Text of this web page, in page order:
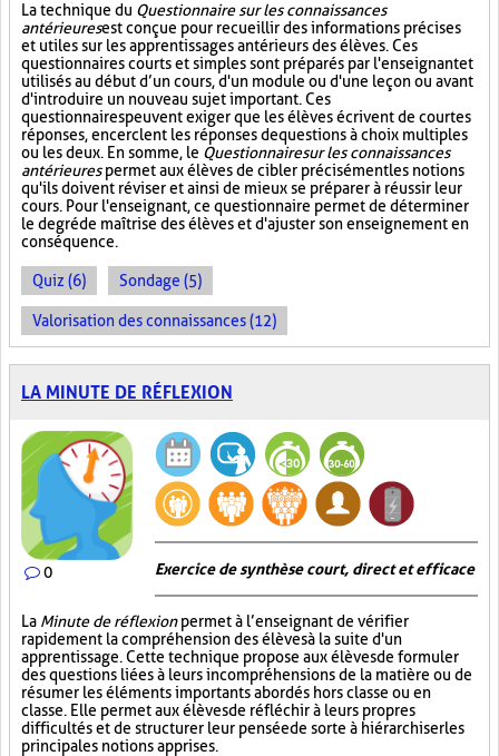
La technique du Questionnaire sur les connaissances
antérieuresest conçue pour recueillir des informations précises
et utiles sur les apprentissages antérieurs des élèves. Ces
questionnaires courts et simples sont préparés par l'enseignant et
utilisés au début d’un cours, d'un module ou d'une leçon ou avant
d'introduire un nouveau sujet important. Ces
questionnaires peuvent exiger que les élèves écrivent de courtes
réponses, encerclent les réponses de questions à choix multiples
ou les deux. En somme, le Questionnaire sur les connaissances
antérieurespermet aux élèves de cibler précisément les notions
qu'ils doivent réviser et ainsi de mieux se préparer à réussir leur
cours. Pour l'enseignant, ce questionnaire permet de déterminer
le degré de maîtrise des élèves et d'ajuster son enseignement en
conséquence.
Quiz (6) Sondage (5)
Valorisation des connaissances (12)
LA MINUTE DE RÉFLEXION
0 Exercice de synthèse court, direct et efficace
La Minute de réflexionpermet à l’enseignant de vérifier
rapidement la compréhension des élèves à la suite d'un
apprentissage. Cette technique propose aux élèves de formuler
des questions liées à leurs incompréhensions de la matière ou de
résumer les éléments importants abordés hors classe ou en
classe. Elle permet aux élèves de réfléchir à leurs propres
difficultés et de structurer leur pensée de sorte à hiérarchiser les
principales notions apprises.